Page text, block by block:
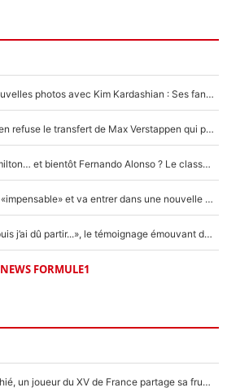
Lewis Hamilton poste de nouvelles photos avec Kim Kardashian : Ses fans le voient déjà redevenir champion du monde de F1 grâce à elle !
F1 - Une légende de McLaren refuse le transfert de Max Verstappen qui pourrait «faire des vagues» et plomber l'ambiance dans l'équipe
Max Verstappen, Lewis Hamilton… et bientôt Fernando Alonso ? Le classement des pilotes les mieux payés en Formule 1 risque de changer !
F1 - Alpine signe un accord «impensable» et va entrer dans une nouvelle dimension : Grande nouvelle pour Pierre Gasly !
F1 : « Je lui ai fait un câlin, puis j’ai dû partir...», le témoignage émouvant de Max Verstappen sur sa fille
NEWS FORMULE1
Mis de côté par Fabien Galthié, un joueur du XV de France partage sa frustration : «ils ne me l’ont pas dit tout de suite»